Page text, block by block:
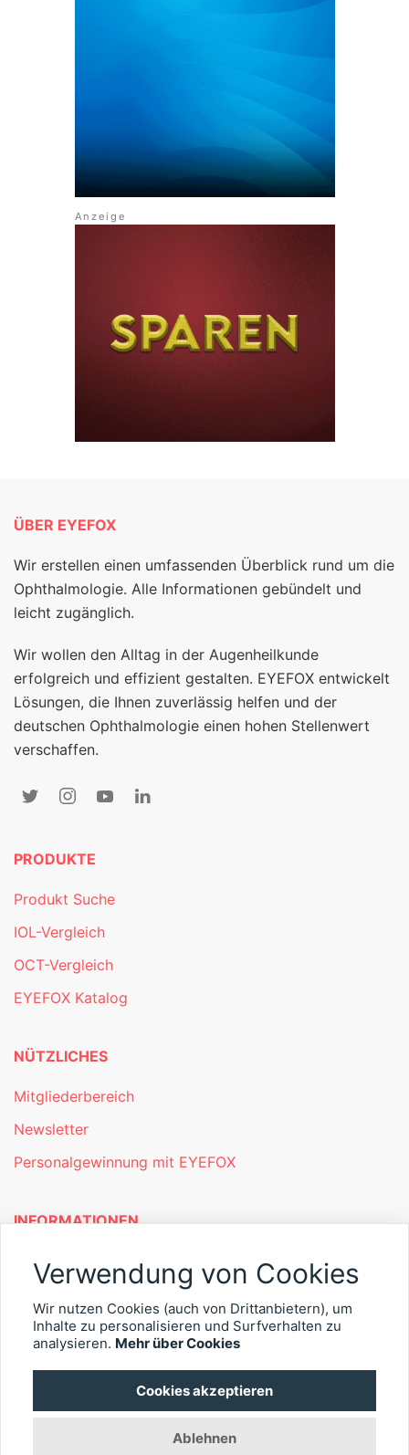
ÜBER EYEFOX
Wir erstellen einen umfassenden Überblick rund um die
Ophthalmologie. Alle Informationen gebündelt und
leicht zugänglich.
Wir wollen den Alltag in der Augenheilkunde
erfolgreich und effizient gestalten. EYEFOX entwickelt
Lösungen, die Ihnen zuverlässig helfen und der
deutschen Ophthalmologie einen hohen Stellenwert
verschaffen.
PRODUKTE
Produkt Suche
IOL-Vergleich
OCT-Vergleich
EYEFOX Katalog
NÜTZLICHES
Mitgliederbereich
Newsletter
Personalgewinnung mit EYEFOX
INFORMATIONEN
Was ist EYEFOX – Ihre Möglichkeiten
Kontakt
© 2026 EYEFOX UG (haftungsbeschränkt)
Verwendung von Cookies
Wir nutzen Cookies (auch von Drittanbietern), um
Inhalte zu personalisieren und Surfverhalten zu
analysieren. Mehr über Cookies
Cookies akzeptieren
Ablehnen